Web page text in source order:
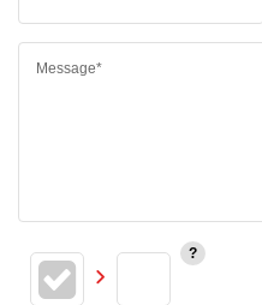
Message*